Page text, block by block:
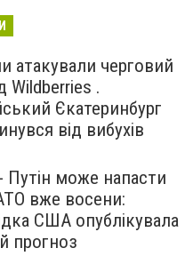
атакували черговий
Wildberries .
Єкатеринбург
від вибухів
Путін може напасти
вже восени:
США опублікувала
прогноз